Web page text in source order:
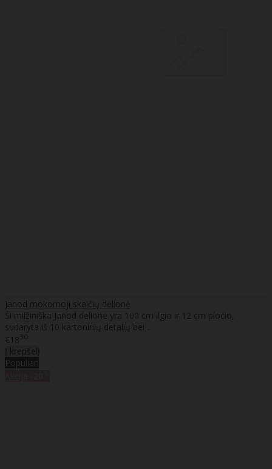
Janod mokomoji skaičių dėlionė
Ši milžiniška Janod dėlionė yra 100 cm ilgio ir 12 cm pločio,
sudaryta iš 10 kartoninių detalių bei ..
€18 30
Populiari